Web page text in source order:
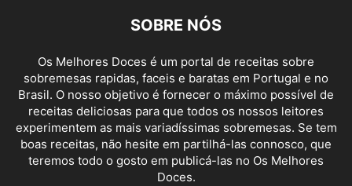
SOBRE NÓS
Os Melhores Doces é um portal de receitas sobre
sobremesas rapidas, faceis e baratas em Portugal e no
Brasil. O nosso objetivo é fornecer o máximo possível de
receitas deliciosas para que todos os nossos leitores
experimentem as mais variadíssimas sobremesas. Se tem
boas receitas, não hesite em partilhá-las connosco, que
teremos todo o gosto em publicá-las no Os Melhores
Doces.